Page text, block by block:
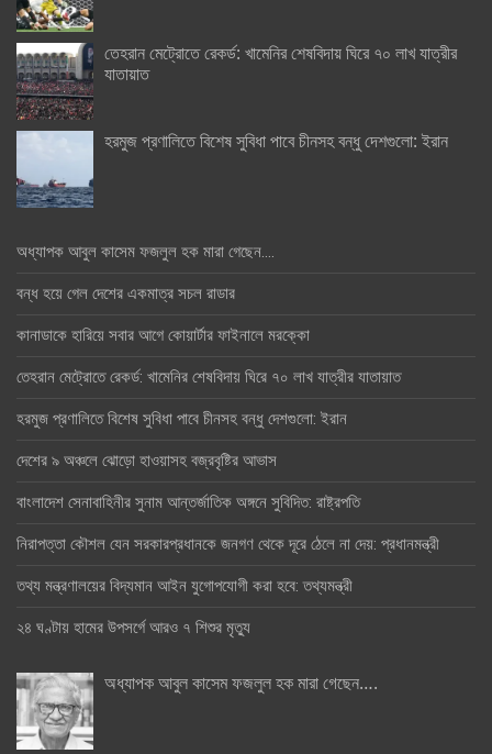
তেহরান মেট্রোতে রেকর্ড: খামেনির শেষবিদায় ঘিরে ৭০ লাখ যাত্রীর
যাতায়াত
হরমুজ প্রণালিতে বিশেষ সুবিধা পাবে চীনসহ বন্ধু দেশগুলো: ইরান
অধ্যাপক আবুল কাসেম ফজলুল হক মারা গেছেন….
বন্ধ হয়ে গেল দেশের একমাত্র সচল রাডার
কানাডাকে হারিয়ে সবার আগে কোয়ার্টার ফাইনালে মরক্কো
তেহরান মেট্রোতে রেকর্ড: খামেনির শেষবিদায় ঘিরে ৭০ লাখ যাত্রীর যাতায়াত
হরমুজ প্রণালিতে বিশেষ সুবিধা পাবে চীনসহ বন্ধু দেশগুলো: ইরান
দেশের ৯ অঞ্চলে ঝোড়ো হাওয়াসহ বজ্রবৃষ্টির আভাস
বাংলাদেশ সেনাবাহিনীর সুনাম আন্তর্জাতিক অঙ্গনে সুবিদিত: রাষ্ট্রপতি
নিরাপত্তা কৌশল যেন সরকারপ্রধানকে জনগণ থেকে দূরে ঠেলে না দেয়: প্রধানমন্ত্রী
তথ্য মন্ত্রণালয়ের বিদ্যমান আইন যুগোপযোগী করা হবে: তথ্যমন্ত্রী
২৪ ঘণ্টায় হামের উপসর্গে আরও ৭ শিশুর মৃত্যু
অধ্যাপক আবুল কাসেম ফজলুল হক মারা গেছেন….